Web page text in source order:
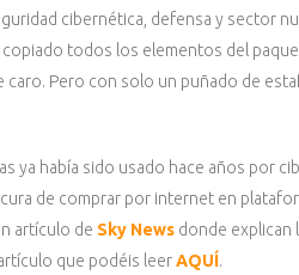
cibernética, defensa y sector
todos los elementos del
Pero con solo un puñado de
ya había sido usado hace años por
de comprar por internet en
artículo de Sky News donde explican
que podéis leerAQUÍ.